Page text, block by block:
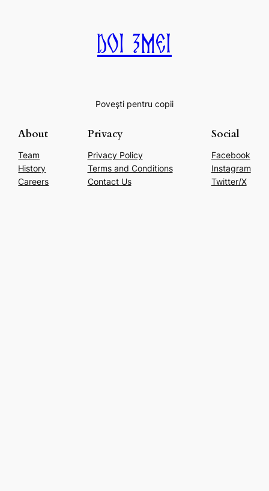
Doi Zmei
Poveşti pentru copii
About
Team
History
Careers
Privacy
Privacy Policy
Terms and Conditions
Contact Us
Social
Facebook
Instagram
Twitter/X